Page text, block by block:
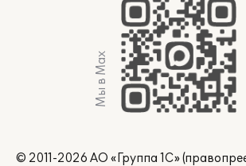
Мы в Max
© 2011-2026 АО «Группа 1С»